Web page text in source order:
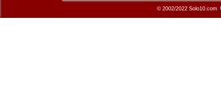
© 2002/2022 Solo10.com